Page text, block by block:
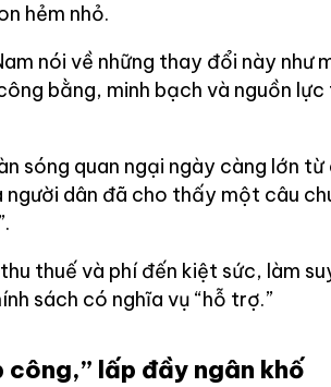
hẻm nhỏ.
nói về những thay đổi này như
bằng, minh bạch và nguồn
sóng quan ngại ngày càng lớn
người dân đã cho thấy một câu
thuế và phí đến kiệt sức, làm
sách có nghĩa vụ “hỗ trợ.”
công,” lấp đầy ngân khố